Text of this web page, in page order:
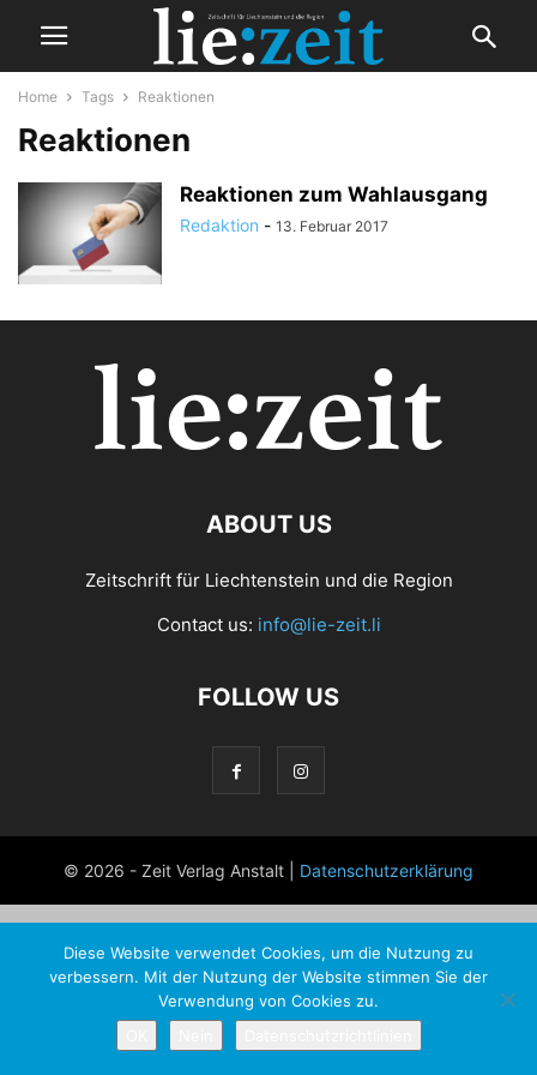
Home Tags Reaktionen
Reaktionen
Reaktionen zum Wahlausgang
Redaktion - 13. Februar 2017
ABOUT US
Zeitschrift für Liechtenstein und die Region
Contact us: info@lie-zeit.li
FOLLOW US
© 2026 - Zeit Verlag Anstalt | Datenschutzerklärung
Diese Website verwendet Cookies, um die Nutzung zu
verbessern. Mit der Nutzung der Website stimmen Sie der
Verwendung von Cookies zu.